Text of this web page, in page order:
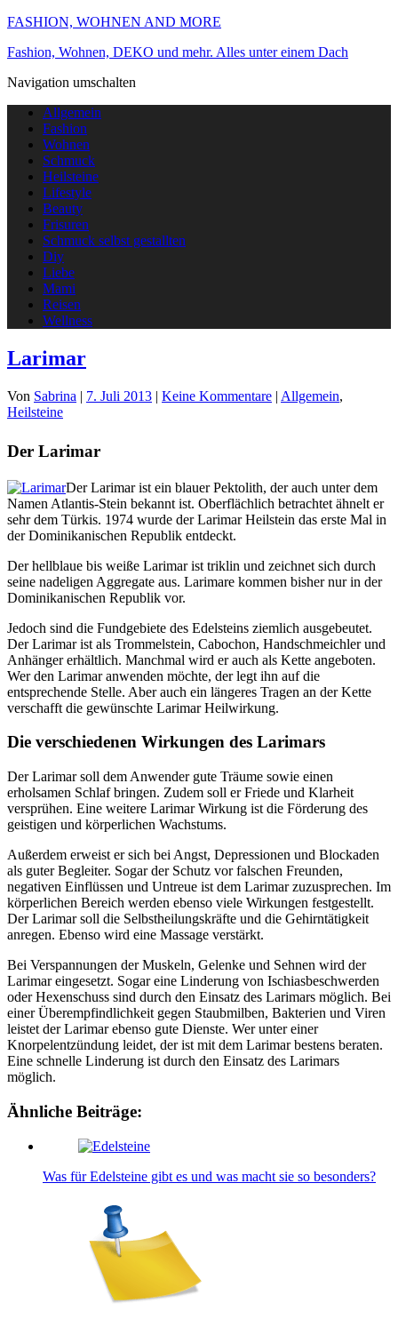
FASHION, WOHNEN AND MORE
Fashion, Wohnen, DEKO und mehr. Alles unter einem Dach
Navigation umschalten
Allgemein
Fashion
Wohnen
Schmuck
Heilsteine
Lifestyle
Beauty
Frisuren
Schmuck selbst gestallten
Diy
Liebe
Mami
Reisen
Wellness
Larimar
Von Sabrina | 7. Juli 2013 | Keine Kommentare | Allgemein,
Heilsteine
Der Larimar
Der Larimar ist ein blauer Pektolith, der auch unter dem
Namen Atlantis-Stein bekannt ist. Oberflächlich betrachtet ähnelt er
sehr dem Türkis. 1974 wurde der Larimar Heilstein das erste Mal in
der Dominikanischen Republik entdeckt.
Der hellblaue bis weiße Larimar ist triklin und zeichnet sich durch
seine nadeligen Aggregate aus. Larimare kommen bisher nur in der
Dominikanischen Republik vor.
Jedoch sind die Fundgebiete des Edelsteins ziemlich ausgebeutet.
Der Larimar ist als Trommelstein, Cabochon, Handschmeichler und
Anhänger erhältlich. Manchmal wird er auch als Kette angeboten.
Wer den Larimar anwenden möchte, der legt ihn auf die
entsprechende Stelle. Aber auch ein längeres Tragen an der Kette
verschafft die gewünschte Larimar Heilwirkung.
Die verschiedenen Wirkungen des Larimars
Der Larimar soll dem Anwender gute Träume sowie einen
erholsamen Schlaf bringen. Zudem soll er Friede und Klarheit
versprühen. Eine weitere Larimar Wirkung ist die Förderung des
geistigen und körperlichen Wachstums.
Außerdem erweist er sich bei Angst, Depressionen und Blockaden
als guter Begleiter. Sogar der Schutz vor falschen Freunden,
negativen Einflüssen und Untreue ist dem Larimar zuzusprechen. Im
körperlichen Bereich werden ebenso viele Wirkungen festgestellt.
Der Larimar soll die Selbstheilungskräfte und die Gehirntätigkeit
anregen. Ebenso wird eine Massage verstärkt.
Bei Verspannungen der Muskeln, Gelenke und Sehnen wird der
Larimar eingesetzt. Sogar eine Linderung von Ischiasbeschwerden
oder Hexenschuss sind durch den Einsatz des Larimars möglich. Bei
einer Überempfindlichkeit gegen Staubmilben, Bakterien und Viren
leistet der Larimar ebenso gute Dienste. Wer unter einer
Knorpelentzündung leidet, der ist mit dem Larimar bestens beraten.
Eine schnelle Linderung ist durch den Einsatz des Larimars
möglich.
Ähnliche Beiträge:
Was für Edelsteine gibt es und was macht sie so besonders?